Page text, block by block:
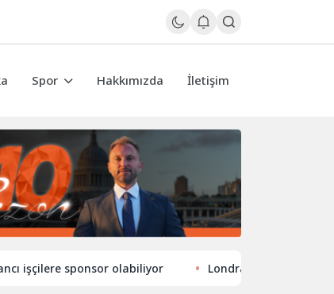
Spor Hakkımızda İletişim
sponsor olabiliyor Londra’nın eğlence